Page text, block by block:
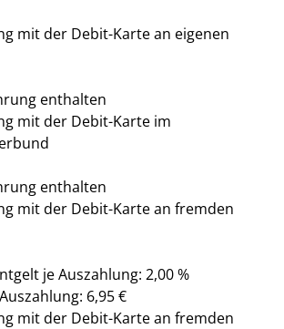
mit der Debit-Karte an eigenen
enthalten
mit der Debit-Karte im
enthalten
mit der Debit-Karte an fremden
je Auszahlung: 2,00 %
6,95 €
mit der Debit-Karte an fremden